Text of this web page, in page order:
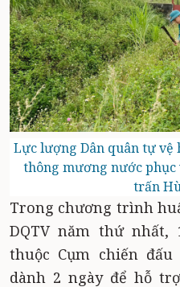
Lực lượng Dân quân tự
thông mương nước
trấn
Trong chương trình
DQTV năm thứ nhất,
thuộc Cụm chiến
dành 2 ngày để hỗ